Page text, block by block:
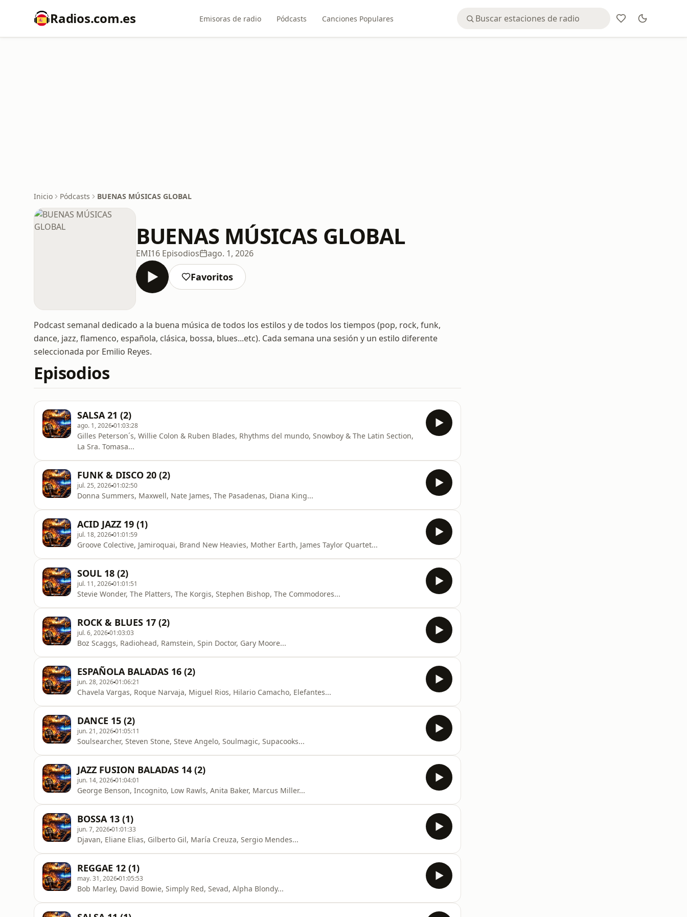
Radios.com.es Emisoras de radio Pódcasts Canciones Populares
Inicio Pódcasts BUENAS MÚSICAS GLOBAL
BUENAS MÚSICAS GLOBAL
EMI16 Episodios ago. 1, 2026
Favoritos
Podcast semanal dedicado a la buena música de todos los estilos y de todos los tiempos (pop, rock, funk,
dance, jazz, flamenco, española, clásica, bossa, blues...etc). Cada semana una sesión y un estilo diferente
seleccionada por Emilio Reyes.
Episodios
SALSA 21 (2)
ago. 1, 202601:03:28
Gilles Peterson´s, Willie Colon & Ruben Blades, Rhythms del mundo, Snowboy & The Latin Section,
La Sra. Tomasa...
FUNK & DISCO 20 (2)
jul. 25, 202601:02:50
Donna Summers, Maxwell, Nate James, The Pasadenas, Diana King...
ACID JAZZ 19 (1)
jul. 18, 202601:01:59
Groove Colective, Jamiroquai, Brand New Heavies, Mother Earth, James Taylor Quartet...
SOUL 18 (2)
jul. 11, 202601:01:51
Stevie Wonder, The Platters, The Korgis, Stephen Bishop, The Commodores...
ROCK & BLUES 17 (2)
jul. 6, 202601:03:03
Boz Scaggs, Radiohead, Ramstein, Spin Doctor, Gary Moore...
ESPAÑOLA BALADAS 16 (2)
jun. 28, 202601:06:21
Chavela Vargas, Roque Narvaja, Miguel Rios, Hilario Camacho, Elefantes...
DANCE 15 (2)
jun. 21, 202601:05:11
Soulsearcher, Steven Stone, Steve Angelo, Soulmagic, Supacooks...
JAZZ FUSION BALADAS 14 (2)
jun. 14, 202601:04:01
George Benson, Incognito, Low Rawls, Anita Baker, Marcus Miller...
BOSSA 13 (1)
jun. 7, 202601:01:33
Djavan, Eliane Elias, Gilberto Gil, María Creuza, Sergio Mendes...
REGGAE 12 (1)
may. 31, 202601:05:53
Bob Marley, David Bowie, Simply Red, Sevad, Alpha Blondy...